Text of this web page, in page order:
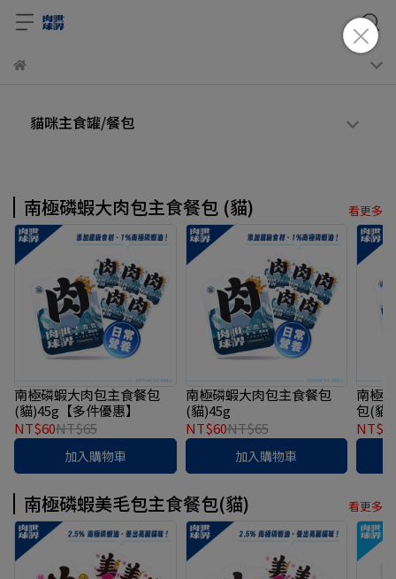
貓咪主食罐/餐包
南極磷蝦大肉包主食餐包 (貓) 看更多
南極磷蝦大肉包主食餐包
(貓)45g【多件優惠】
NT$60NT$65
加入購物車
南極磷蝦大肉包主食餐包
(貓)45g
NT$60NT$65
加入購物車
南極
包(貓
南極磷蝦美毛包主食餐包(貓) 看更多